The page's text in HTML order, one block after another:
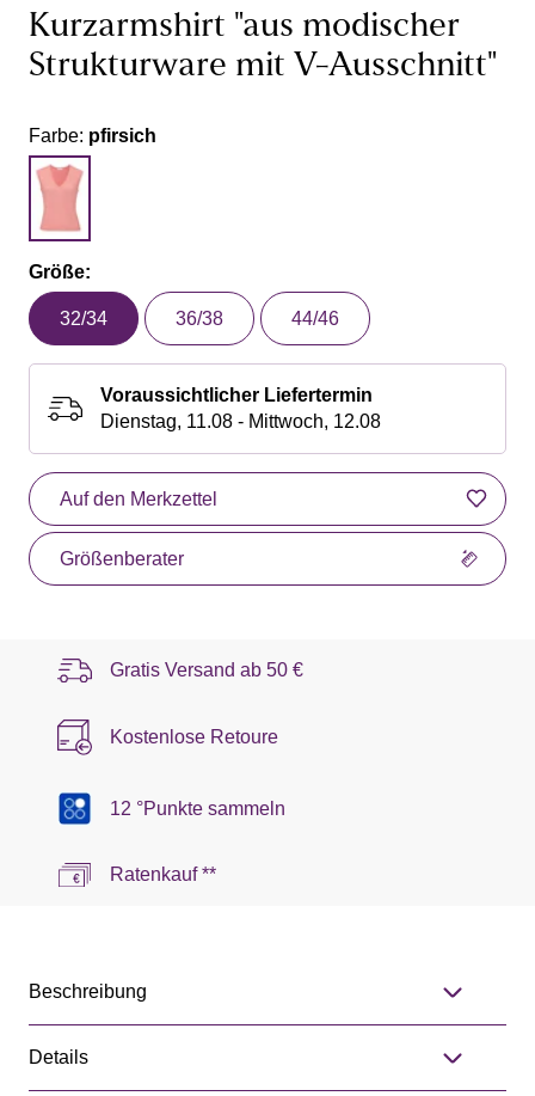
Kurzarmshirt "aus modischer
Strukturware mit V-Ausschnitt"
Farbe: pfirsich
Größe:
32/34 36/38 44/46
Voraussichtlicher Liefertermin
Dienstag, 11.08 - Mittwoch, 12.08
Auf den Merkzettel
Größenberater
Gratis Versand ab 50 €
Kostenlose Retoure
12 °Punkte sammeln
Ratenkauf **
Beschreibung
Details